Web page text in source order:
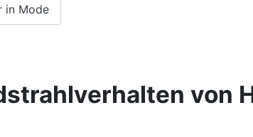
in Mode
von